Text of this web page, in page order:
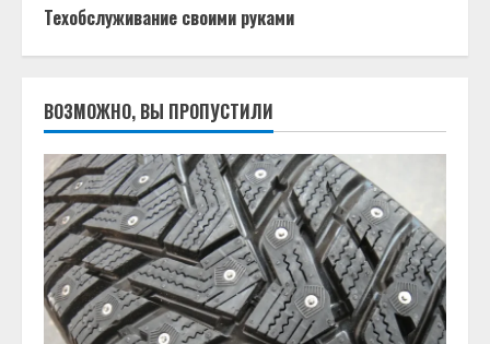
Техобслуживание своими руками
ВОЗМОЖНО, ВЫ ПРОПУСТИЛИ